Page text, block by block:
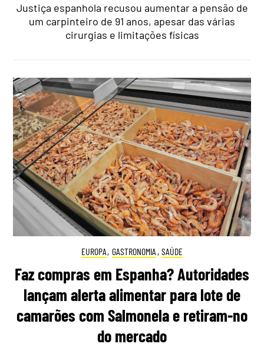
Justiça espanhola recusou aumentar a pensão de
um carpinteiro de 91 anos, apesar das várias
cirurgias e limitações físicas
EUROPA, GASTRONOMIA , SAÚDE
Faz compras em Espanha? Autoridades
lançam alerta alimentar para lote de
camarões com Salmonela e retiram-no
do mercado